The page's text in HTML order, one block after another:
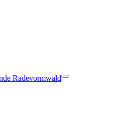
Radevormwald Navigationsmenü